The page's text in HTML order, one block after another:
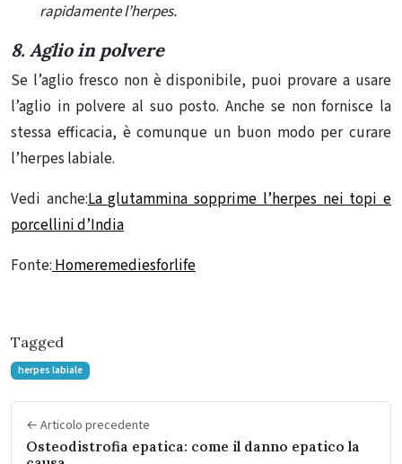
rapidamente l’herpes.
8. Aglio in polvere
Se l’aglio fresco non è disponibile, puoi provare a usare
l’aglio in polvere al suo posto. Anche se non fornisce la
stessa efficacia, è comunque un buon modo per curare
l’herpes labiale.
Vedi anche:La glutammina sopprime l’herpes nei topi e
porcellini d’India
Fonte:Homeremediesforlife
Tagged
herpes labiale
← Articolo precedente
Osteodistrofia epatica: come il danno epatico la